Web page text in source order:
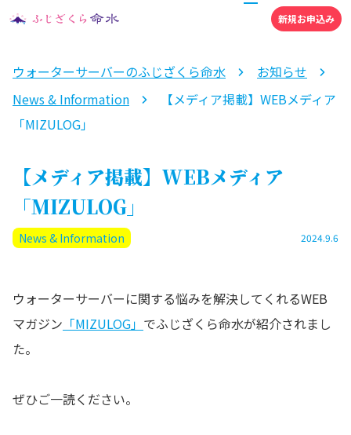
新規お申込み
ウォーターサーバーのふじざくら命水
お知らせ
News & Information
【メディア掲載】WEBメディア
「MIZULOG」
【メディア掲載】WEBメディア
「MIZULOG」
News & Information 2024.9.6
ウォーターサーバーに関する悩みを解決してくれるWEB
マガジン 「MIZULOG」 でふじざくら命水が紹介されまし
た。
ぜひご一読ください。